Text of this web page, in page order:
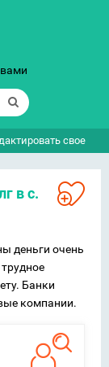
свое
деньги очень
Банки
компании.